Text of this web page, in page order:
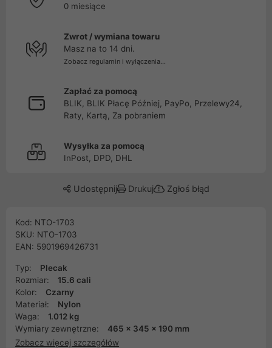
0 miesiące
Zwrot / wymiana towaru
Masz na to 14 dni.
Zobacz regulamin i wyłączenia...
Zapłać za pomocą
BLIK, BLIK Płacę Później, PayPo, Przelewy24,
Raty, Kartą, Za pobraniem
Wysyłka za pomocą
InPost, DPD, DHL
Udostępnij Drukuj Zgłoś błąd
Kod: NTO-1703
SKU: NTO-1703
EAN: 5901969426731
Typ:
Plecak
Rozmiar:
15.6 cali
Kolor:
Czarny
Materiał:
Nylon
Waga:
1.012 kg
Wymiary zewnętrzne:
465 x 345 x 190 mm
Zobacz więcej szczegółów